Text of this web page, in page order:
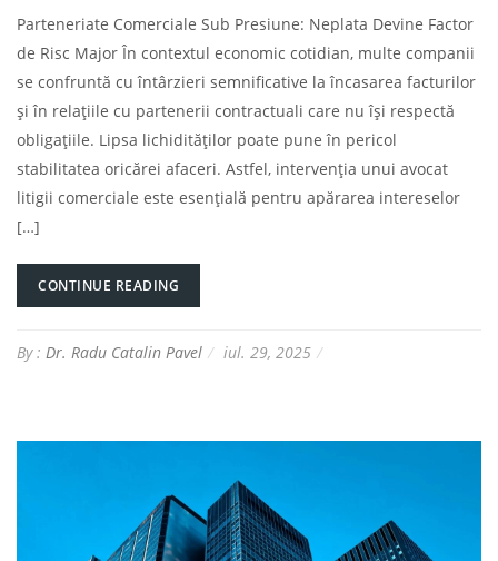
Parteneriate Comerciale Sub Presiune: Neplata Devine Factor
de Risc Major În contextul economic cotidian, multe companii
se confruntă cu întârzieri semnificative la încasarea facturilor
și în relațiile cu partenerii contractuali care nu își respectă
obligațiile. Lipsa lichidităților poate pune în pericol
stabilitatea oricărei afaceri. Astfel, intervenția unui avocat
litigii comerciale este esențială pentru apărarea intereselor
[…]
CONTINUE READING
By : Dr. Radu Catalin Pavel iul. 29, 2025